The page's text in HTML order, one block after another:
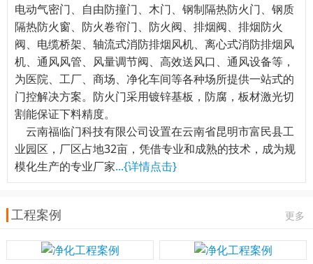
电动气密门、自由防撞门、木门、钢制隔热防火门、钢质
隔热防火窗、防火卷帘门、防火阀、排烟阀、排烟防火
阀、电缆桥架、轴流式消防排烟风机、离心式消防排烟风
机、通风风管、风量调节阀、高效送风口、通风设备等，
为医院、工厂、商场、净化车间等各种场所提供一站式的
门控解决方案。防火门采用镀锌基板，防腐，板材激光切
割能保证下料精度。
云南福临门科技有限公司设置在云南省昆明市富民县工
业园区，厂区占地32亩，凭借专业和成熟的技术，成为规
模化生产的专业厂家...{详情点击}
工程案例 更多